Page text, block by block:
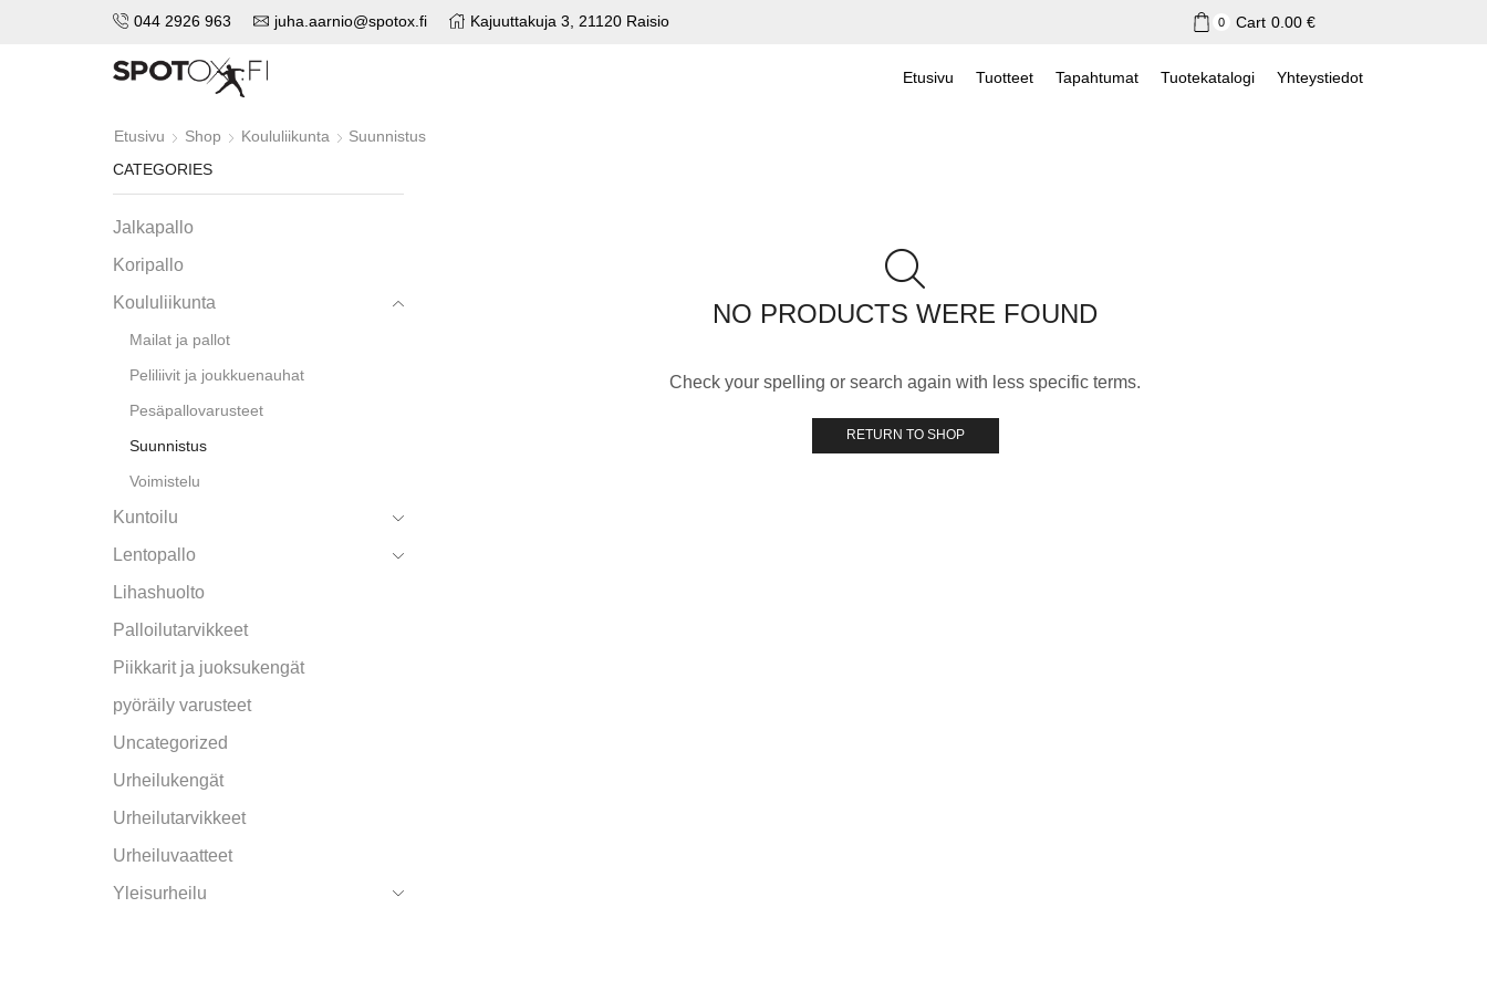
044 2926 963 juha.aarnio@spotox.fi Kajuuttakuja 3, 21120 Raisio 0 Cart 0.00 €
Etusivu Tuotteet Tapahtumat Tuotekatalogi Yhteystiedot
Etusivu Shop Koululiikunta Suunnistus
NO PRODUCTS WERE FOUND
Check your spelling or search again with less specific terms.
RETURN TO SHOP
CATEGORIES
Jalkapallo
Koripallo
Koululiikunta
Mailat ja pallot
Peliliivit ja joukkuenauhat
Pesäpallovarusteet
Suunnistus
Voimistelu
Kuntoilu
Lentopallo
Lihashuolto
Palloilutarvikkeet
Piikkarit ja juoksukengät
pyöräily varusteet
Uncategorized
Urheilukengät
Urheilutarvikkeet
Urheiluvaatteet
Yleisurheilu